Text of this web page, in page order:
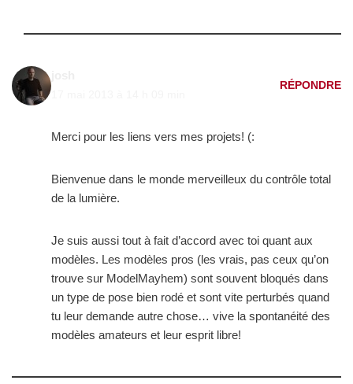
RÉPONDRE
Merci pour les liens vers mes projets! (:
Bienvenue dans le monde merveilleux du contrôle total
de la lumière.
Je suis aussi tout à fait d’accord avec toi quant aux
modèles. Les modèles pros (les vrais, pas ceux qu’on
trouve sur ModelMayhem) sont souvent bloqués dans
un type de pose bien rodé et sont vite perturbés quand
tu leur demande autre chose… vive la spontanéité des
modèles amateurs et leur esprit libre!